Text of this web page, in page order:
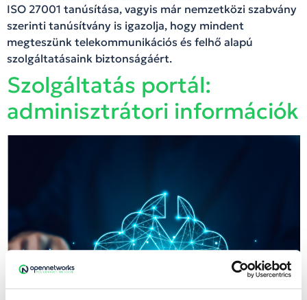
ISO 27001 tanúsítása, vagyis már nemzetközi szabvány
szerinti tanúsítvány is igazolja, hogy mindent
megteszünk telekommunikációs és felhő alapú
szolgáltatásaink biztonságáért.
Szolgáltatás portál:
adminisztrátori információk